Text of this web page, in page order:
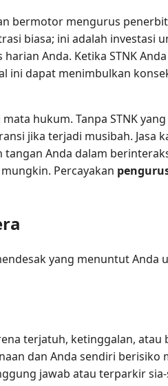
bermotor mengurus
biasa; ini adalah investasi
Anda. Ketika STNK
ini dapat menimbulkan
hukum. Tanpa STNK
jika terjadi musibah. Jasa
Anda dalam
Percayakan
yang menuntut Anda
terjatuh, ketinggalan, atau
dan Anda sendiri berisiko
jawab atau terparkir